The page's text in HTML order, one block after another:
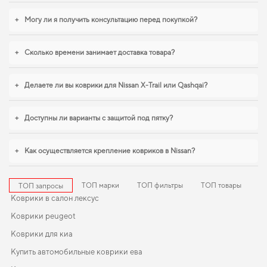
времени. Если вы обновляете интерьер автомобиля,
коврики suzuki jimny
коврики митсубиси кольт
логично дополнят оснащение салона. Мы всегда
действительно достойные товары.
+ Могу ли я получить консультацию перед покупкой?
+ Сколько времени занимает доставка товара?
+ Делаете ли вы коврики для Nissan X-Trail или Qashqai?
+ Доступны ли варианты с защитой под пятку?
+ Как осуществляется крепление ковриков в Nissan?
ТОП запросы ТОП марки ТОП фильтры ТОП товары
Коврики в салон лексус
Коврики peugeot
Коврики для киа
Купить автомобильные коврики ева